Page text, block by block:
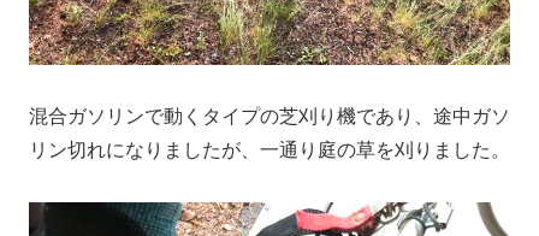
混合ガソリンで動くタイプの芝刈り機であり、途中ガソ
リン切れになりましたが、一通り庭の草を刈りました。